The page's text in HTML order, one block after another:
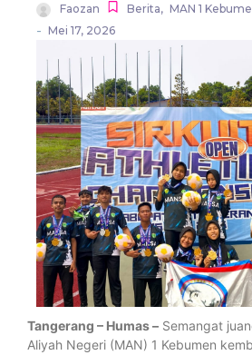
Faozan Berita, MAN 1
- Mei 17, 2026
Tangerang – Humas – Semangat
Aliyah Negeri (MAN) 1 Kebumen